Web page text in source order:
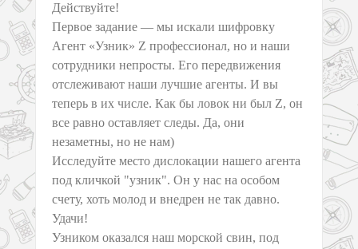
Действуйте!
Первое задание — мы искали шифровку
Агент «Узник» Z профессионал, но и наши
сотрудники непросты. Его передвижения
отслеживают наши лучшие агенты. И вы
теперь в их числе. Как бы ловок ни был Z, он
все равно оставляет следы. Да, они
незаметны, но не нам)
Исследуйте место дислокации нашего агента
под кличкой "узник". Он у нас на особом
счету, хоть молод и внедрен не так давно.
Удачи!
Узником оказался наш морской свин, под